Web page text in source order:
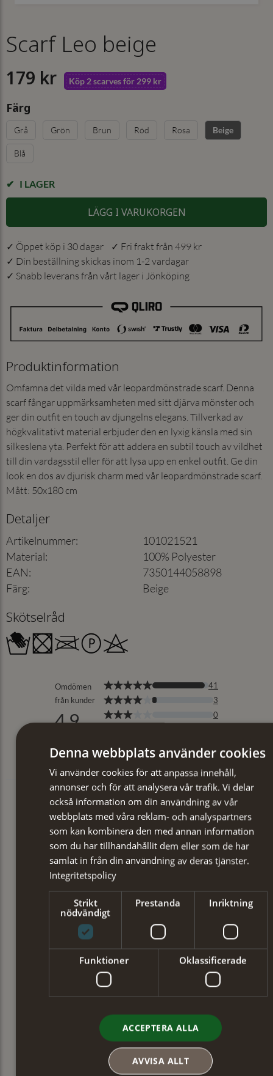
Scarf Leo beige
179 kr Köp 2 scarves för 299 kr
Färg
Grå Grön Brun Röd Rosa Beige
Blå
I LAGER
LÄGG I VARUKORGEN
✓ Öppet köp i 30 dagar ✓ Fri frakt från 499 kr
✓ Din beställning skickas inom 1-2 vardagar
✓ Snabb leverans från vårt lager i Jönköping
Produktinformation
Omfamna det vilda med vår leopardmönstrade scarf. Denna
scarf fångar uppmärksamheten med sitt djärva mönster och
ger din outfit en touch av djungelns elegans. Tillverkad av
högkvalitativt material erbjuder den en lyxig känsla med sin
silkeslena yta. Perfekt för att addera en subtil touch av vildhet
till din vardagsstil eller för att lysa upp en enkel outfit. Ge din
look en dos av djurisk charm med vår leopardmönstrade scarf.
Mått: 50x180 cm
Detaljer
Artikelnummer:
101021521
Material:
100% Polyester
EAN:
7350144058898
Färg: Beige
Skötselråd
Denna webbplats använder cookies
Vi använder cookies för att anpassa innehåll,
annonser och för att analysera vår trafik. Vi delar
också information om din användning av vår
webbplats med våra reklam- och analyspartners
som kan kombinera den med annan information
som du har tillhandahållit dem eller som de har
samlat in från din användning av deras tjänster.
Integritetspolicy
Strikt
nödvändigt
Prestanda Inriktning
Funktioner Oklassificerade
ACCEPTERA ALLA
AVVISA ALLT